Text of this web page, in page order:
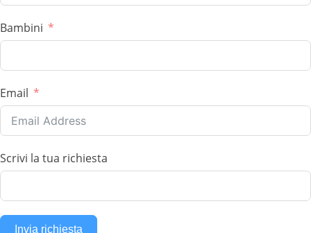
Bambini
Email
Scrivi la tua richiesta
Invia richiesta